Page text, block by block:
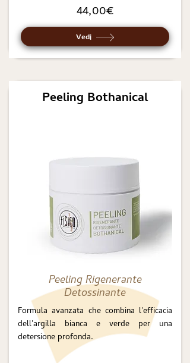
44,00€
Vedi
Peeling Bothanical
Peeling Rigenerante
Detossinante
Formula avanzata che combina l'efficacia
dell'argilla bianca e verde per una
detersione profonda.